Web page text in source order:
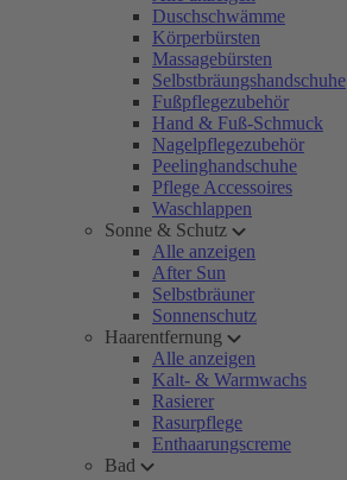
Duschschwämme
Körperbürsten
Massagebürsten
Selbstbräungshandschuhe
Fußpflegezubehör
Hand & Fuß-Schmuck
Nagelpflegezubehör
Peelinghandschuhe
Pflege Accessoires
Waschlappen
Sonne & Schutz
Alle anzeigen
After Sun
Selbstbräuner
Sonnenschutz
Haarentfernung
Alle anzeigen
Kalt- & Warmwachs
Rasierer
Rasurpflege
Enthaarungscreme
Bad